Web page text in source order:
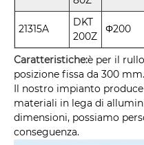
21315A
DKT
200Z
Φ200
Caratteristiche:è per il
posizione fissa da 300
Il nostro impianto
materiali in lega di
dimensioni, possiamo
conseguenza.